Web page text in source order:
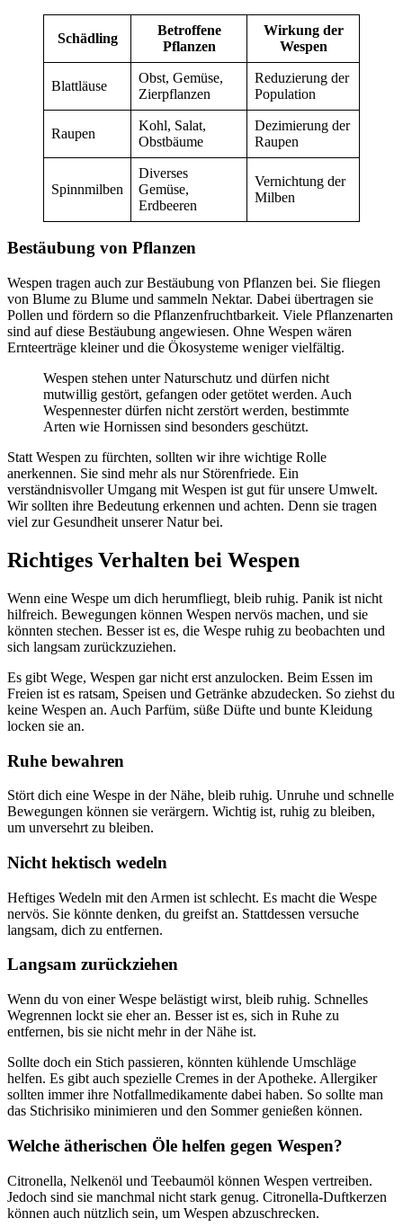
Schädling
Betroffene
Pflanzen
Wirkung der
Wespen
Blattläuse
Obst, Gemüse,
Zierpflanzen
Reduzierung der
Population
Raupen
Kohl, Salat,
Obstbäume
Dezimierung der
Raupen
Spinnmilben
Diverses
Gemüse,
Erdbeeren
Vernichtung der
Milben
Bestäubung von Pflanzen
Wespen tragen auch zur Bestäubung von Pflanzen bei. Sie fliegen
von Blume zu Blume und sammeln Nektar. Dabei übertragen sie
Pollen und fördern so die Pflanzenfruchtbarkeit. Viele Pflanzenarten
sind auf diese Bestäubung angewiesen. Ohne Wespen wären
Ernteerträge kleiner und die Ökosysteme weniger vielfältig.
Wespen stehen unter Naturschutz und dürfen nicht
mutwillig gestört, gefangen oder getötet werden. Auch
Wespennester dürfen nicht zerstört werden, bestimmte
Arten wie Hornissen sind besonders geschützt.
Statt Wespen zu fürchten, sollten wir ihre wichtige Rolle
anerkennen. Sie sind mehr als nur Störenfriede. Ein
verständnisvoller Umgang mit Wespen ist gut für unsere Umwelt.
Wir sollten ihre Bedeutung erkennen und achten. Denn sie tragen
viel zur Gesundheit unserer Natur bei.
Richtiges Verhalten bei Wespen
Wenn eine Wespe um dich herumfliegt, bleib ruhig. Panik ist nicht
hilfreich. Bewegungen können Wespen nervös machen, und sie
könnten stechen. Besser ist es, die Wespe ruhig zu beobachten und
sich langsam zurückzuziehen.
Es gibt Wege, Wespen gar nicht erst anzulocken. Beim Essen im
Freien ist es ratsam, Speisen und Getränke abzudecken. So ziehst du
keine Wespen an. Auch Parfüm, süße Düfte und bunte Kleidung
locken sie an.
Ruhe bewahren
Stört dich eine Wespe in der Nähe, bleib ruhig. Unruhe und schnelle
Bewegungen können sie verärgern. Wichtig ist, ruhig zu bleiben,
um unversehrt zu bleiben.
Nicht hektisch wedeln
Heftiges Wedeln mit den Armen ist schlecht. Es macht die Wespe
nervös. Sie könnte denken, du greifst an. Stattdessen versuche
langsam, dich zu entfernen.
Langsam zurückziehen
Wenn du von einer Wespe belästigt wirst, bleib ruhig. Schnelles
Wegrennen lockt sie eher an. Besser ist es, sich in Ruhe zu
entfernen, bis sie nicht mehr in der Nähe ist.
Sollte doch ein Stich passieren, könnten kühlende Umschläge
helfen. Es gibt auch spezielle Cremes in der Apotheke. Allergiker
sollten immer ihre Notfallmedikamente dabei haben. So sollte man
das Stichrisiko minimieren und den Sommer genießen können.
Welche ätherischen Öle helfen gegen Wespen?
Citronella, Nelkenöl und Teebaumöl können Wespen vertreiben.
Jedoch sind sie manchmal nicht stark genug. Citronella-Duftkerzen
können auch nützlich sein, um Wespen abzuschrecken.